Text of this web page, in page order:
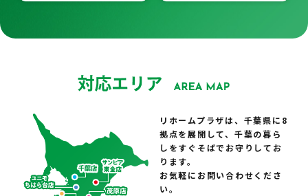
リホームプラザは、千葉県に8
拠点を展開して、千葉の暮ら
しをすぐそばでお守りしてお
ります。
お気軽にお問い合わせくださ
い。